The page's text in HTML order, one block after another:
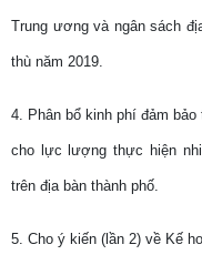
Trung ương và ngân sách
thù năm 2019.
4. Phân bổ kinh phí đảm
cho lực lượng thực hiện
trên địa bàn thành phố.
5. Cho ý kiến (lần 2) về Kế